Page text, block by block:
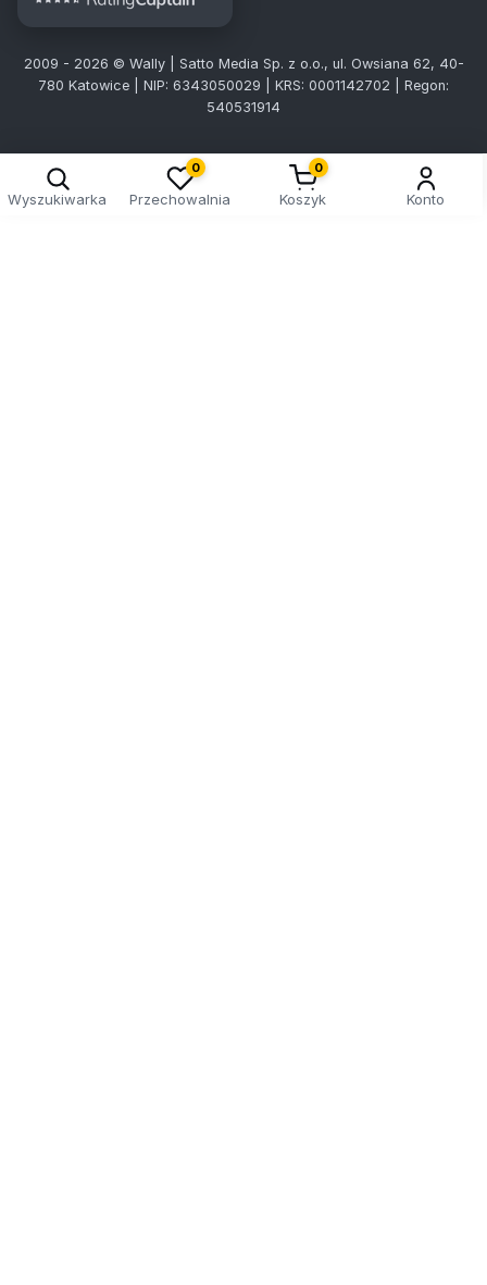
2009 - 2026 © Wally | Satto Media Sp. z o.o., ul. Owsiana 62, 40-
780 Katowice | NIP: 6343050029 | KRS: 0001142702 | Regon:
540531914
Wyszukiwarka
0
Przechowalnia
0
Koszyk Konto